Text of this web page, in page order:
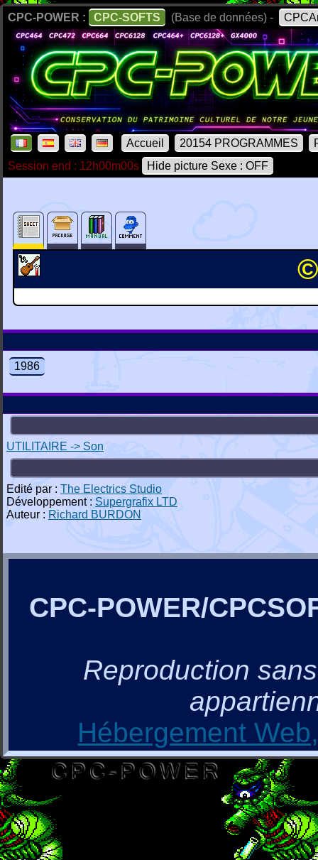
CPC-POWER : CPC-SOFTS (Base de données) -
Accueil 20154 PROGRAMMES
Session end : 12h00m00s
Hide picture Sexe : OFF
1986
UTILITAIRE -> Son
Edité par : The Electrics Studio
Développement : Supergrafix LTD
Auteur : Richard BURDON
CPC-POWER/
Reproduction
Hébergement